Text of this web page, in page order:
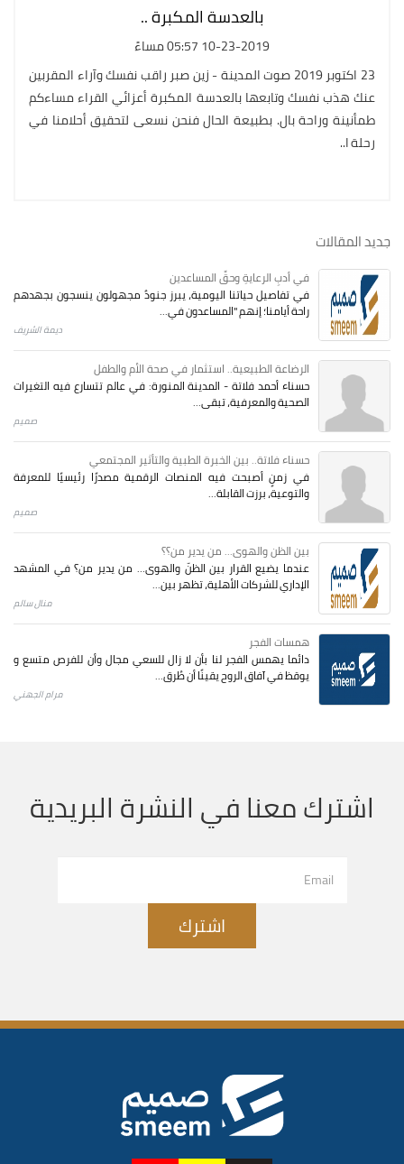
بالعدسة المكبرة ..
10-23-2019 05:57 مساءً
23 اكتوبر 2019 صوت المدينة - زين صبر راقب نفسك وآراء المقربين
عنك هذب نفسك وتابعها بالعدسة المكبرة أعزائي القراء مساءكم
طمأنينة وراحة بال. بطبيعة الحال فنحن نسعى لتحقيق أحلامنا في
رحلة ا..
جديد المقالات
في أدبِ الرعايةِ وحقِّ المساعدين
في تفاصيل حياتنا اليومية، يبرز جنودٌ مجهولون ينسجون بجهدهم
راحة أيامنا؛ إنهم "المساعدون في...
ديمة الشريف
الرضاعة الطبيعية.. استثمار في صحة الأم والطفل
حسناء أحمد فلاتة - المدينة المنورة: في عالم تتسارع فيه التغيرات
الصحية والمعرفية، تبقى...
صميم
حسناء فلاتة.. بين الخبرة الطبية والتأثير المجتمعي
في زمنٍ أصبحت فيه المنصات الرقمية مصدرًا رئيسيًا للمعرفة
والتوعية، برزت القابلة...
صميم
بين الظن والهوى... من يدير من؟؟
عندما يضيع القرار بين الظنّ والهوى… من يدير من؟ في المشهد
الإداري للشركات الأهلية، تظهر بين...
منال سالم
همسات الفجر
دائما يهمس الفجر لنا بأن لا زال للسعي مجال وأن للفرص متسع و
يوقظ في آفاق الروح يقينًا أن طُرق...
مرام الجهني
اشترك معنا في النشرة البريدية
اشترك